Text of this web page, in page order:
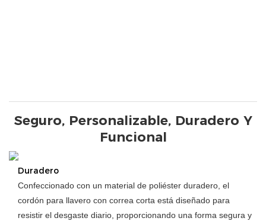
Seguro, Personalizable, Duradero Y
Funcional
Duradero
Confeccionado con un material de poliéster duradero, el
cordón para llavero con correa corta está diseñado para
resistir el desgaste diario, proporcionando una forma segura y